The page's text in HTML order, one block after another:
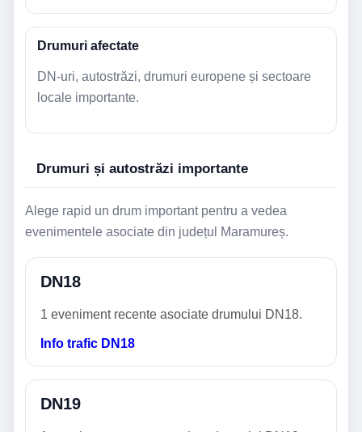
Drumuri afectate
DN-uri, autostrăzi, drumuri europene și sectoare
locale importante.
Drumuri și autostrăzi importante
Alege rapid un drum important pentru a vedea
evenimentele asociate din județul Maramureș.
DN18
1 eveniment recente asociate drumului DN18.
Info trafic DN18
DN19